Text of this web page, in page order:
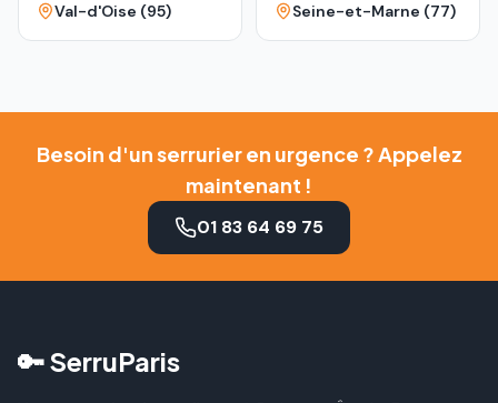
Val-d'Oise (95) Seine-et-Marne (77)
Besoin d'un serrurier en urgence ? Appelez
maintenant !
01 83 64 69 75
🔑 SerruParis